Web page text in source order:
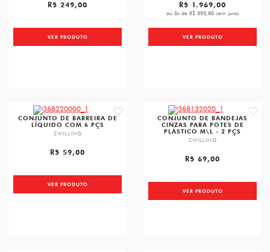
R$ 249,00
VER PRODUTO
R$ 1.969,00
ou 5x de R$ 393,80 sem juros
VER PRODUTO
favorite
CONJUNTO DE BARREIRA DE
LÍQUIDO COM 6 PÇS
ZWILLING
R$ 59,00
VER PRODUTO
CONJUNTO DE BANDEJAS
CINZAS PARA POTES DE
PLÁSTICO M\L - 2 PÇS
ZWILLING
R$ 69,00
VER PRODUTO